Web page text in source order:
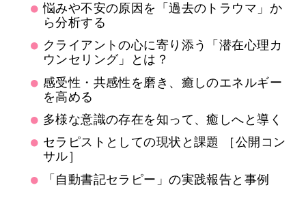
悩みや不安の原因を「過去のトラウマ」か
ら分析する
クライアントの心に寄り添う「潜在心理カ
ウンセリング」とは？
感受性・共感性を磨き、癒しのエネルギー
を高める
多様な意識の存在を知って、癒しへと導く
セラピストとしての現状と課題 ［公開コン
サル］
「自動書記セラピー」の実践報告と事例